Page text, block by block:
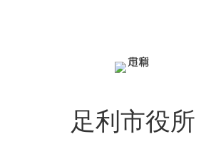
足利市役所